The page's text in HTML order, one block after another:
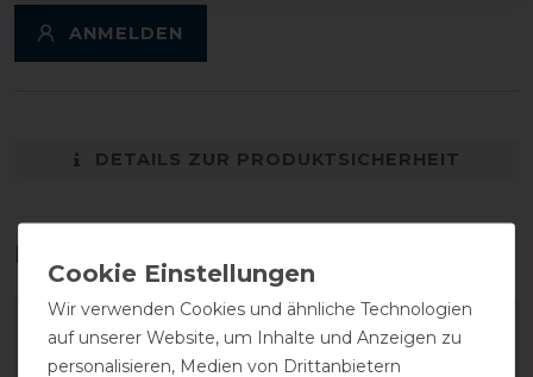
ANMELDEN
DETAILS ZUR PRODUKTSICHERHEIT
Das perfekte Zubehör für dich
-20%
Wir verwenden Cookies und ähnliche Technologien
auf unserer Website, um Inhalte und Anzeigen zu
personalisieren, Medien von Drittanbietern